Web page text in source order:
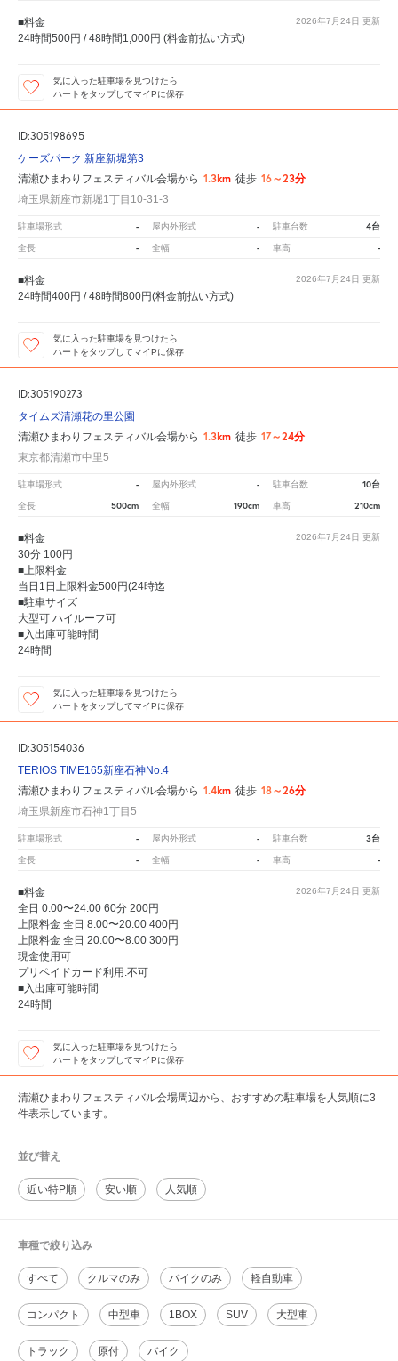
2026年7月24日 更新
■料金
24時間500円 / 48時間1,000円 (料金前払い方式)
気に入った駐車場を見つけたら
ハートをタップしてマイPに保存
ID:305198695
ケーズパーク 新座新堀第3
清瀬ひまわりフェスティバル会場から 1.3km 徒歩 16～23分
埼玉県新座市新堀1丁目10-31-3
駐車場形式 - 屋内外形式 - 駐車台数 4台
全長 - 全幅 - 車高 -
2026年7月24日 更新
■料金
24時間400円 / 48時間800円(料金前払い方式)
気に入った駐車場を見つけたら
ハートをタップしてマイPに保存
ID:305190273
タイムズ清瀬花の里公園
清瀬ひまわりフェスティバル会場から 1.3km 徒歩 17～24分
東京都清瀬市中里5
駐車場形式 - 屋内外形式 - 駐車台数 10台
全長 500cm 全幅 190cm 車高 210cm
2026年7月24日 更新
■料金
30分 100円
■上限料金
当日1日上限料金500円(24時迄
■駐車サイズ
大型可 ハイルーフ可
■入出庫可能時間
24時間
気に入った駐車場を見つけたら
ハートをタップしてマイPに保存
ID:305154036
TERIOS TIME165新座石神No.4
清瀬ひまわりフェスティバル会場から 1.4km 徒歩 18～26分
埼玉県新座市石神1丁目5
駐車場形式 - 屋内外形式 - 駐車台数 3台
全長 - 全幅 - 車高 -
2026年7月24日 更新
■料金
全日 0:00〜24:00 60分 200円
上限料金 全日 8:00〜20:00 400円
上限料金 全日 20:00〜8:00 300円
現金使用可
プリペイドカード利用:不可
■入出庫可能時間
24時間
気に入った駐車場を見つけたら
ハートをタップしてマイPに保存
清瀬ひまわりフェスティバル会場周辺から、おすすめの駐車場を人気順に3
件表示しています。
並び替え
近い特P順 安い順 人気順
車種で絞り込み
すべて クルマのみ バイクのみ 軽自動車
コンパクト 中型車 1BOX SUV 大型車
トラック 原付 バイク